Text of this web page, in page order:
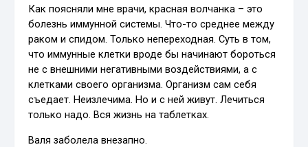
Как поясняли мне врачи, красная волчанка – это
болезнь иммунной системы. Что-то среднее между
раком и спидом. Только непереходная. Суть в том,
что иммунные клетки вроде бы начинают бороться
не с внешними негативными воздействиями, а с
клетками своего организма. Организм сам себя
съедает. Неизлечима. Но и с ней живут. Лечиться
только надо. Вся жизнь на таблетках.
Валя заболела внезапно.